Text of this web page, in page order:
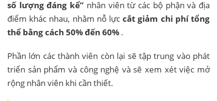
số lượng đáng kể” nhân viên từ các bộ phận và địa
điểm khác nhau, nhằm nỗ lựccắt giảm chi phí tổng
thể bằng cách 50% đến 60% .
Phần lớn các thành viên còn lại sẽ tập trung vào phát
triển sản phẩm và công nghệ và sẽ xem xét việc mở
rộng nhân viên khi cần thiết.